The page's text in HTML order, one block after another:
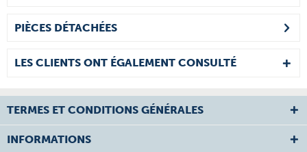
PIÈCES DÉTACHÉES
LES CLIENTS ONT ÉGALEMENT CONSULTÉ
TERMES ET CONDITIONS GÉNÉRALES
INFORMATIONS